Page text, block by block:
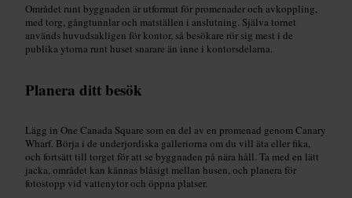
Området runt byggnaden är utformat för promenader och avkoppling,
med torg, gångtunnlar och matställen i anslutning. Själva tornet
används huvudsakligen för kontor, så besökare rör sig mest i de
publika ytorna runt huset snarare än inne i kontorsdelarna.
Planera ditt besök
Lägg in One Canada Square som en del av en promenad genom Canary
Wharf. Börja i de underjordiska galleriorna om du vill äta eller fika,
och fortsätt till torget för att se byggnaden på nära håll. Ta med en lätt
jacka, området kan kännas blåsigt mellan husen, och planera för
fotostopp vid vattenytor och öppna platser.